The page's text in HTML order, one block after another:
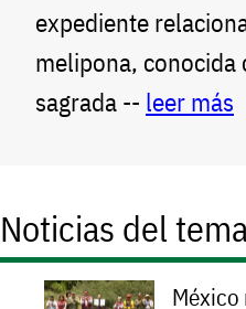
expediente
melipona, conocida
sagrada -- leer más
Noticias del
México